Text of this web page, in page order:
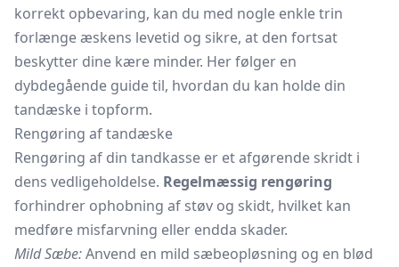
korrekt opbevaring, kan du med nogle enkle trin
forlænge æskens levetid og sikre, at den fortsat
beskytter dine kære minder. Her følger en
dybdegående guide til, hvordan du kan holde din
tandæske i topform.
Rengøring af tandæske
Rengøring af din tandkasse er et afgørende skridt i
dens vedligeholdelse. Regelmæssig rengøring
forhindrer ophobning af støv og skidt, hvilket kan
medføre misfarvning eller endda skader.
Mild Sæbe:Anvend en mild sæbeopløsning og en blød